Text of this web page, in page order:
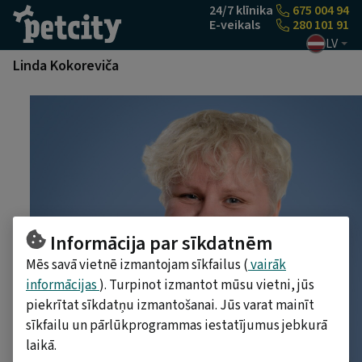
Pāriet uz saturu24/7 klīnika
675 004 94
E-veikals
280 101 91
LV
Linda Kokoreviča
Informācija par sīkdatnēm
Mēs savā vietnē izmantojam sīkfailus (vairāk
informācijas). Turpinot izmantot mūsu vietni, jūs
piekrītat sīkdatņu izmantošanai. Jūs varat mainīt
sīkfailu un pārlūkprogrammas iestatījumus jebkurā
laikā.